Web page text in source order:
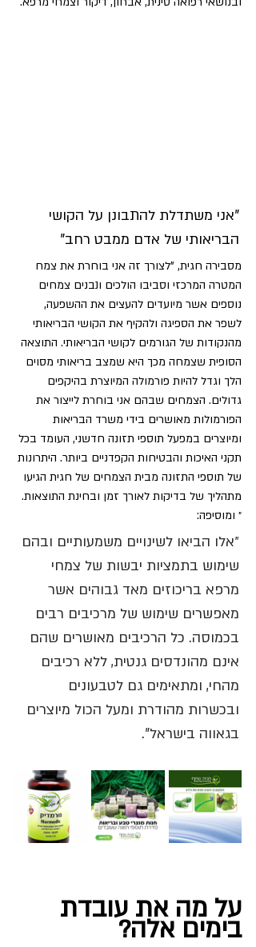
"אני משתדלת להתבונן על הקושי
הבריאותי של אדם ממבט רחב"
מסבירה חגית, "לצורך זה אני בוחרת את צמח
המטרה המרכזי וסביבו הולכים ונבנים צמחים
נוספים אשר מיועדים להעצים את ההשפעה,
לשפר את הספיגה ולהקיף את הקושי הבריאותי
מהנקודות של הגורמים לקושי הבריאותי. התוצאה
הסופית שצמחה מכך היא שמצב בריאותי מסוים
הלך וגדל להיות פורמולה המיוצרת בהיקפים
גדולים. הצמחים שבהם אני בוחרת לייצור את
הפורמולות מאושרים בידי משרד הבריאות
ומיוצרים במפעל תוספי תזונה חדשני, העומד בכל
תקני האיכות והבטיחות הקפדניים ביותר. היתרונות
של תוספי התזונה מבית הצמחים של חגית הגיעו
מתהליך של בדיקות לאורך זמן ובחינת התוצאות.
״ ומוסיפה:
״אלו הביאו לשינויים משמעותיים ובהם
שימוש בתמציות יבשות של צמחי
מרפא בריכוזים מאד גבוהים אשר
מאפשרים שימוש של מרכיבים רבים
בכמוסה. כל הרכיבים מאושרים שהם
אינם מהונדסים גנטית, ללא רכיבים
מהחי, ומתאימים גם לטבעונים
ובכשרות מהודרת ומעל הכול מיוצרים
בגאווה בישראל".
על מה את עובדת
בימים אלה?